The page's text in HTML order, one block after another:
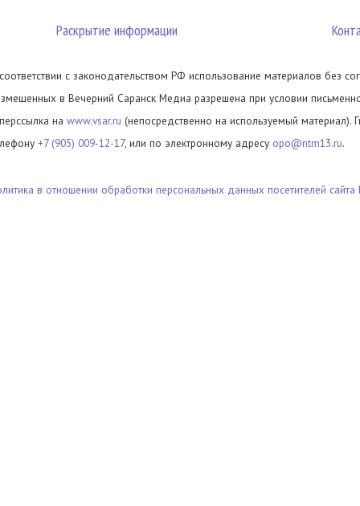
Раскрытие информации
с законодательством РФ использование материалов без
в Вечерний Саранск Медиа разрешена при условии
на www.vsar.ru (непосредственно на используемый материал).
+7 (905) 009-12-17, или по электронному адресу opo@ntm13.ru.
в отношении обработки персональных данных посетителей